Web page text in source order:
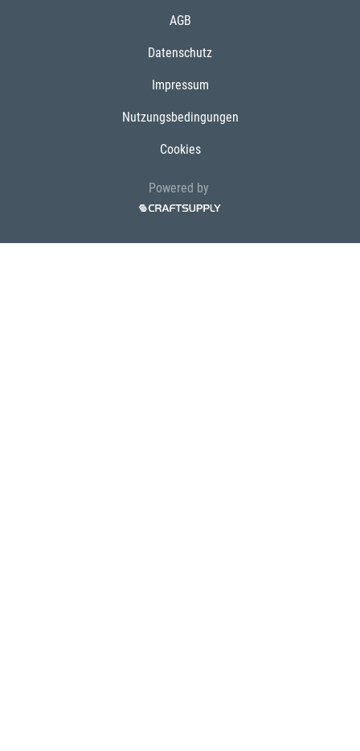
AGB
Datenschutz
Impressum
Nutzungsbedingungen
Cookies
Powered by